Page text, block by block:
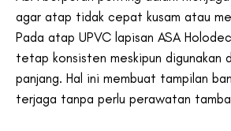
agar atap tidak cepat kusam atau
Pada atap UPVC lapisan ASA
tetap konsisten meskipun digunakan
panjang. Hal ini membuat tampilan
terjaga tanpa perlu perawatan